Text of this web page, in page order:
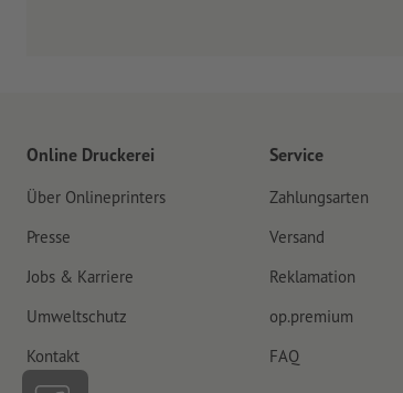
Online Druckerei
Über Onlineprinters
Presse
Jobs & Karriere
Umweltschutz
Kontakt
Service
Zahlungsarten
Versand
Reklamation
op.premium
FAQ